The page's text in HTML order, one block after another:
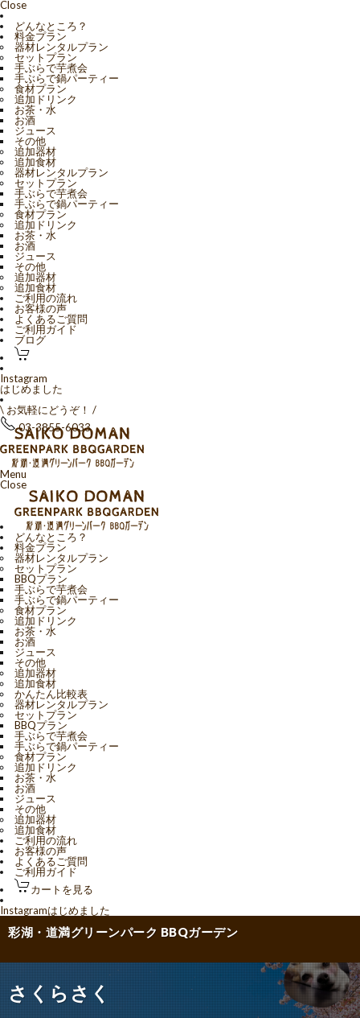
Close
どんなところ？
料金プラン
器材レンタルプラン
セットプラン
手ぶらで芋煮会
手ぶらで鍋パーティー
食材プラン
追加ドリンク
お茶・水
お酒
ジュース
その他
追加器材
追加食材
器材レンタルプラン
セットプラン
手ぶらで芋煮会
手ぶらで鍋パーティー
食材プラン
追加ドリンク
お茶・水
お酒
ジュース
その他
追加器材
追加食材
ご利用の流れ
お客様の声
よくあるご質問
ご利用ガイド
ブログ
Instagram
はじめました
\ お気軽にどうぞ！ /
03-3855-6033
Menu
Close
どんなところ？
料金プラン
器材レンタルプラン
セットプラン
BBQプラン
手ぶらで芋煮会
手ぶらで鍋パーティー
食材プラン
追加ドリンク
お茶・水
お酒
ジュース
その他
追加器材
追加食材
かんたん比較表
器材レンタルプラン
セットプラン
BBQプラン
手ぶらで芋煮会
手ぶらで鍋パーティー
食材プラン
追加ドリンク
お茶・水
お酒
ジュース
その他
追加器材
追加食材
ご利用の流れ
お客様の声
よくあるご質問
ご利用ガイド
カートを見る
Instagramはじめました
彩湖・道満グリーンパーク BBQガーデン
さくらさく